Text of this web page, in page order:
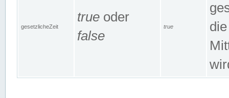
gesetzlicheZeit
true oder
false
true